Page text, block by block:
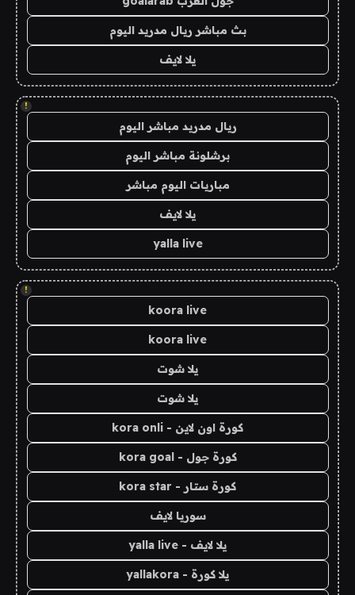
بث مباشر ريال مدريد اليوم
يلا لايف
!
ريال مدريد مباشر اليوم
برشلونة مباشر اليوم
مباريات اليوم مباشر
يلا لايف
yalla live
!
koora live
koora live
يلا شوت
يلا شوت
كورة اون لاين - kora onli
كورة جول - kora goal
كورة ستار - kora star
سوريا لايف
يلا لايف - yalla live
يلا كورة - yallakora